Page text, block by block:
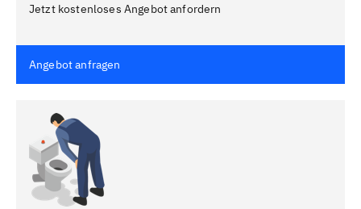
Jetzt kostenloses Angebot anfordern
Angebot anfragen